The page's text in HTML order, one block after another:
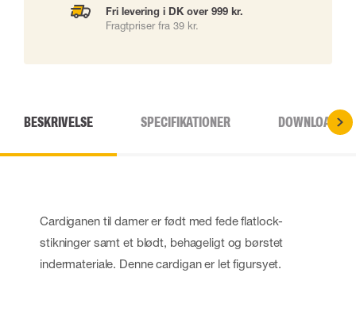
Fri levering i DK over 999 kr.
Fragtpriser fra 39 kr.
BESKRIVELSE SPECIFIKATIONER DOWNLOADS
Cardiganen til damer er født med fede flatlock-
stikninger samt et blødt, behageligt og børstet
indermateriale. Denne cardigan er let figursyet.